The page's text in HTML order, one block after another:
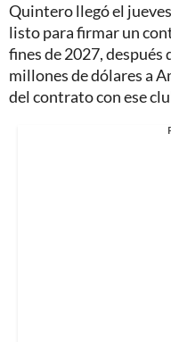
Quintero llegó el
listo para firmar un
fines de 2027, después
millones de dólares a
del contrato con ese